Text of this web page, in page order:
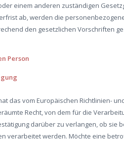
einem anderen zuständigen
ab, werden die
den gesetzlichen Vorschriften
Person
das vom Europäischen Richtlinien-
Recht, von dem für die
darüber zu verlangen, ob sie
verarbeitet werden. Möchte eine